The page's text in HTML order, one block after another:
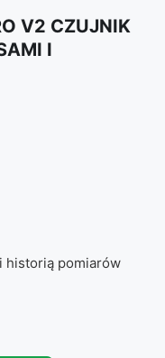
V2 CZUJNIK
I
historią pomiarów